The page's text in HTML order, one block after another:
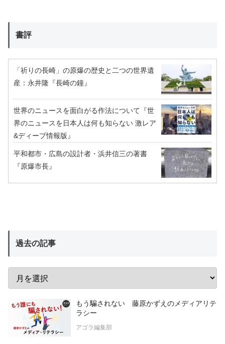
書評
「祈りの長崎」の原爆の歴史と二つの世界遺
産：永井隆『長崎の鐘』
世界のニュースを面白がる作法について『世
界のニュースを日本人は何も知らない 激レア
&ディープ情報版』
平和都市・広島の設計者・浜井信三の著書
『原爆市長』
過去の記事
もう騙されない 藤原かずえのメディアリテ
ラシー
アゴラ編集部